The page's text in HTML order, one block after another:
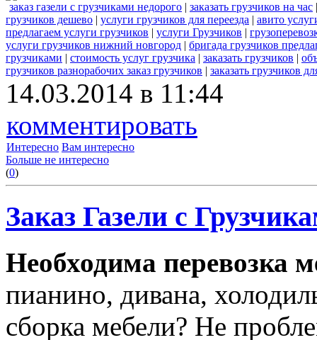
заказ газели с грузчиками недорого | заказать грузчиков на час
грузчиков дешево | услуги грузчиков для переезда | авито
предлагаем услуги грузчиков | услуги Грузчиков |
услуги грузчиков нижний новгород | бригада грузчиков
грузчиками | стоимость услуг грузчика | заказать грузчиков |
грузчиков разнорабочих заказ грузчиков | заказать грузчиков
14.03.2014 в 11:44
комментировать
Интересно Вам интересно
Больше не интересно
(0)
Заказ Газели с
Необходима перевозка
пианино, дивана,
сборка мебели? Не